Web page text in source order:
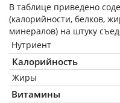
В таблице приведено
(калорийности, белков,
минералов) на штуку
Нутриент
Калорийность
Жиры
Витамины